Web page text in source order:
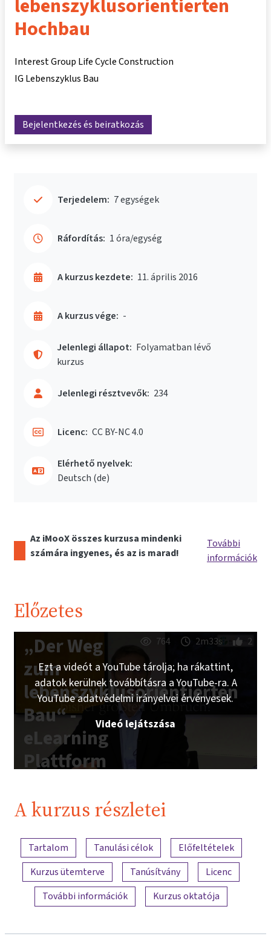
lebenszyklusorientierten
Hochbau
Interest Group Life Cycle Construction
IG Lebenszyklus Bau
Bejelentkezés és beiratkozás
Terjedelem: 7 egységek
Ráfordítás: 1 óra/egység
A kurzus kezdete: 11. április 2016
A kurzus vége: -
Jelenlegi állapot: Folyamatban lévő
kurzus
Jelenlegi résztvevők: 234
Licenc: CC BY-NC 4.0
Elérhető nyelvek:
Deutsch ‎(de)‎
Az iMooX összes kurzusa mindenki
számára ingyenes, és az is marad!
További
információk
Előzetes
„Der Weg
zum
lebenszyklusorientierten
Bau“ -
eLearning
Plattform
Lebenszyklus
764 2m33s 2
Ezt a videót a YouTube tárolja; ha rákattint,
adatok kerülnek továbbításra a YouTube-ra. A
YouTube adatvédelmi irányelvei érvényesek.
Videó lejátszása
A kurzus részletei
A tartalom áttekintése
Tartalom Tanulási célok
Előfeltételek
Kurzus ütemterve
Tanúsítvány
Licenc
További információk
Kurzus oktatója